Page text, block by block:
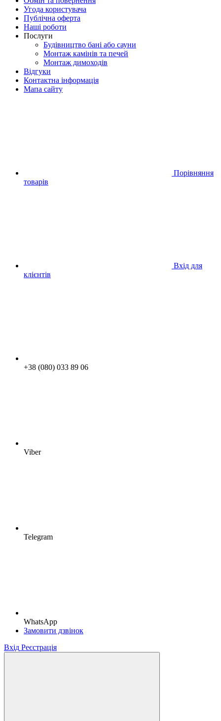
Угода користувача
Публічна оферта
Наші роботи
Послуги
Будівництво бані або сауни
Монтаж камінів та печей
Монтаж димоходів
Відгуки
Контактна інформація
Мапа сайту
Порівняння
товарів
Вхід для
клієнтів
+38 (080) 033 89 06
Viber
Telegram
WhatsApp
Замовити дзвінок
Вхід Реєстрація